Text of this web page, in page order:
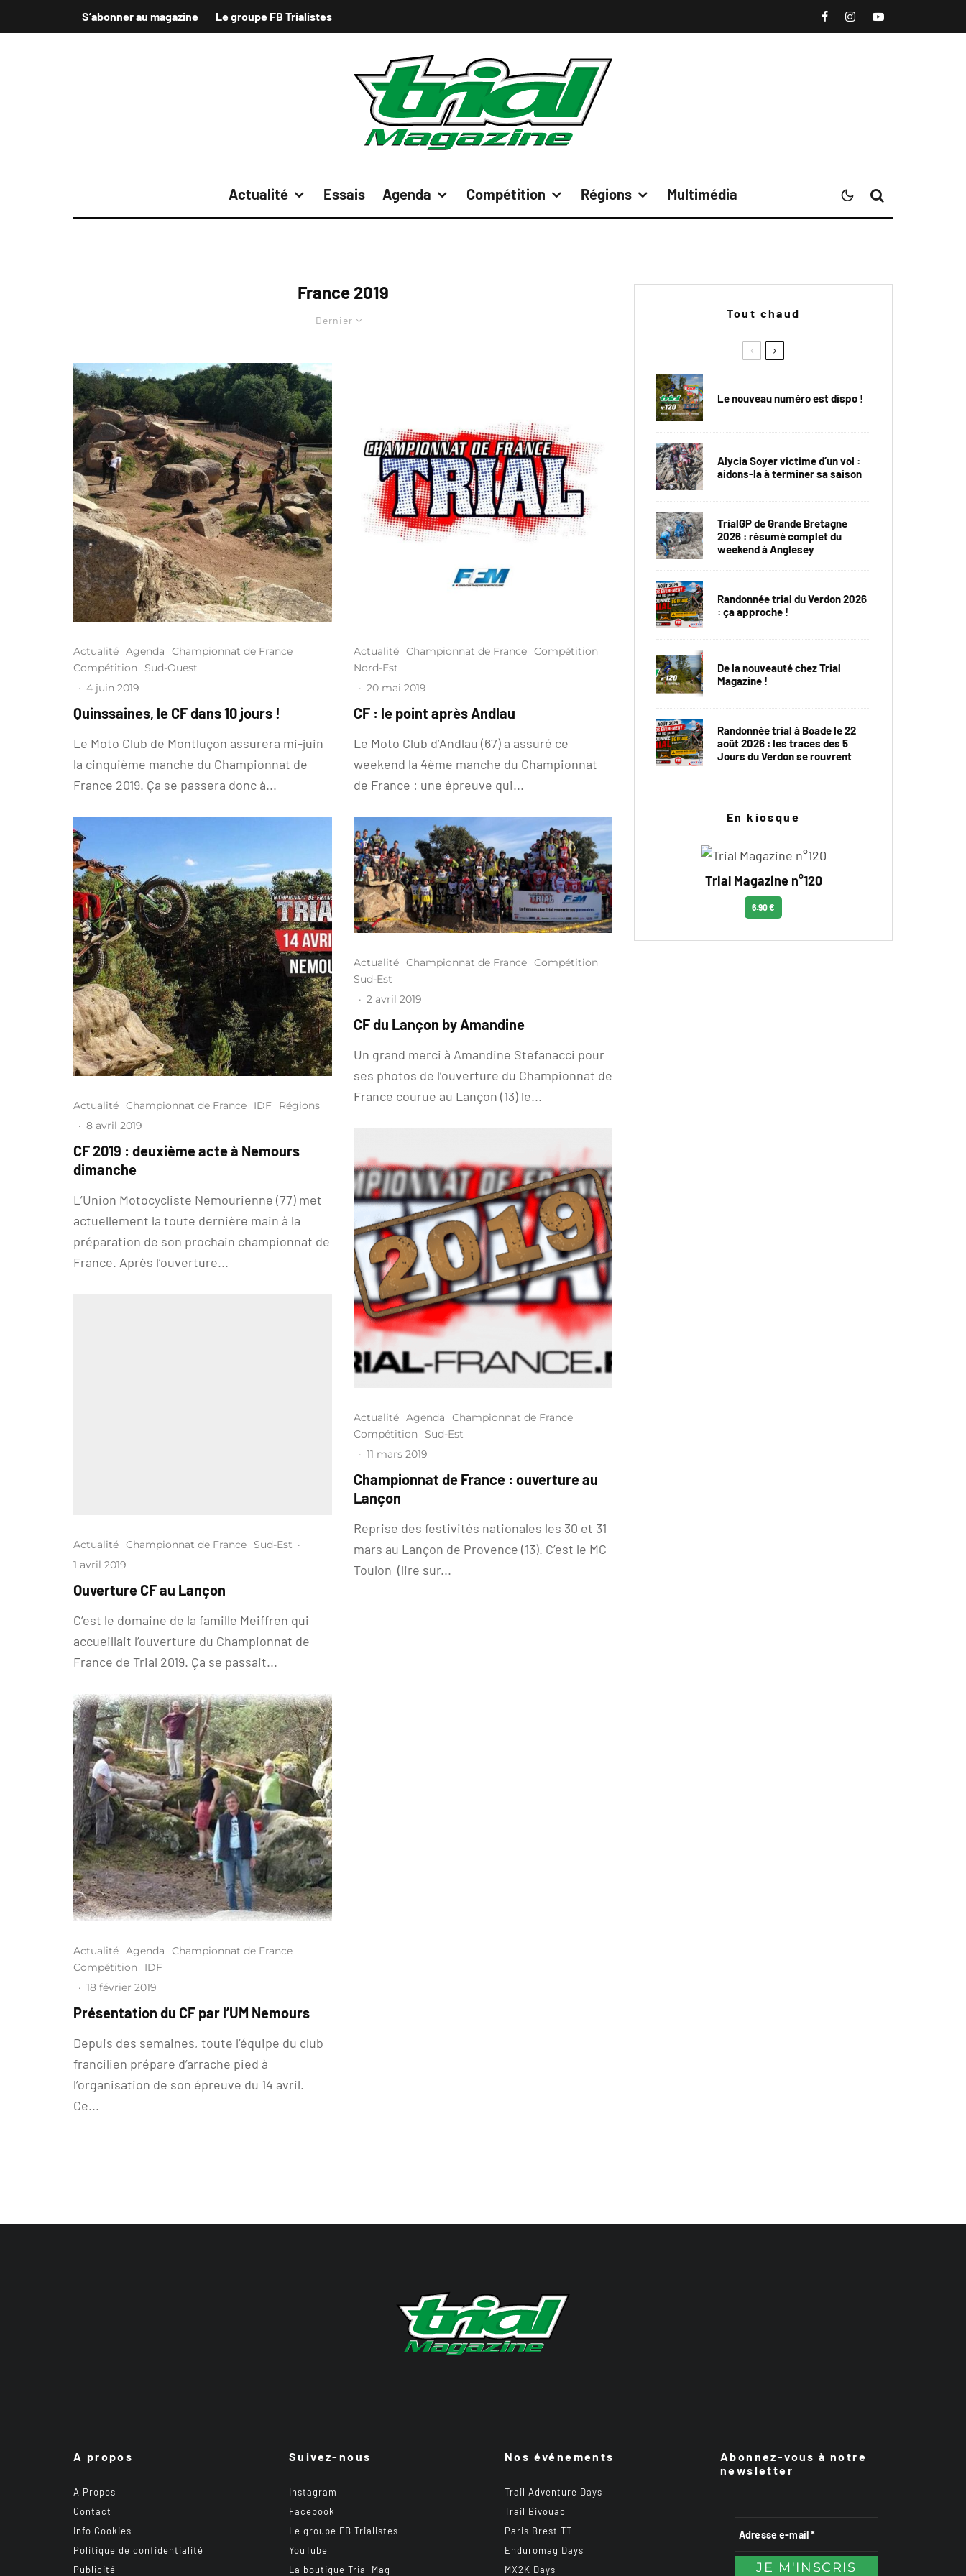
S’abonner au magazine Le groupe FB Trialistes
Actualité Essais Agenda Compétition Régions Multimédia
France 2019
Dernier
Actualité Agenda
Championnat de France
Compétition
Sud-Ouest
· 4 juin 2019
Quinssaines, le CF dans 10 jours !
Le Moto Club de Montluçon assurera mi-juin
la cinquième manche du Championnat de
France 2019. Ça se passera donc à...
Actualité Championnat de France IDF
Régions
· 8 avril 2019
CF 2019 : deuxième acte à Nemours
dimanche
L’Union Motocycliste Nemourienne (77) met
actuellement la toute dernière main à la
préparation de son prochain championnat de
France. Après l’ouverture...
Actualité Championnat de France Sud-Est ·
1 avril 2019
Ouverture CF au Lançon
C’est le domaine de la famille Meiffren qui
accueillait l’ouverture du Championnat de
France de Trial 2019. Ça se passait...
Actualité Agenda
Championnat de France
Compétition
IDF
· 18 février 2019
Présentation du CF par l’UM Nemours
Depuis des semaines, toute l’équipe du club
francilien prépare d’arrache pied à
l’organisation de son épreuve du 14 avril.
Ce...
Actualité Championnat de France Compétition
Nord-Est
· 20 mai 2019
CF : le point après Andlau
Le Moto Club d’Andlau (67) a assuré ce
weekend la 4ème manche du Championnat
de France : une épreuve qui...
Actualité Championnat de France Compétition
Sud-Est
· 2 avril 2019
CF du Lançon by Amandine
Un grand merci à Amandine Stefanacci pour
ses photos de l’ouverture du Championnat de
France courue au Lançon (13) le...
Actualité Agenda
Championnat de France
Compétition
Sud-Est
· 11 mars 2019
Championnat de France : ouverture au
Lançon
Reprise des festivités nationales les 30 et 31
mars au Lançon de Provence (13). C’est le MC
Toulon (lire sur...
Tout chaud
Le nouveau numéro est dispo !
Alycia Soyer victime d’un vol :
aidons-la à terminer sa saison
TrialGP de Grande Bretagne
2026 : résumé complet du
weekend à Anglesey
Randonnée trial du Verdon 2026
: ça approche !
De la nouveauté chez Trial
Magazine !
Randonnée trial à Boade le 22
août 2026 : les traces des 5
Jours du Verdon se rouvrent
En kiosque
Trial Magazine n°120
6.90 €
A propos
A Propos
Contact
Info Cookies
Politique de confidentialité
Publicité
Suivez-nous
Instagram
Facebook
Le groupe FB Trialistes
YouTube
La boutique Trial Mag
Nos événements
Trail Adventure Days
Trail Bivouac
Paris Brest TT
Enduromag Days
MX2K Days
Abonnez-vous à notre
newsletter